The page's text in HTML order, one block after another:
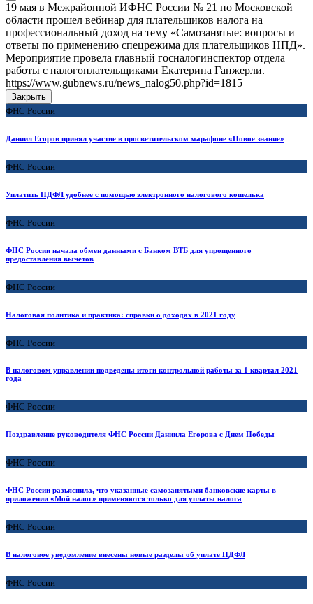
19 мая в Межрайонной ИФНС России № 21 по Московской
области прошел вебинар для плательщиков налога на
профессиональный доход на тему «Самозанятые: вопросы и
ответы по применению спецрежима для плательщиков НПД».
Мероприятие провела главный госналогинспектор отдела
работы с налогоплательщиками Екатерина Ганжерли.
https://www.gubnews.ru/news_nalog50.php?id=1815
Закрыть
ФНС России
Даниил Егоров принял участие в просветительском марафоне «Новое знание»
ФНС России
Уплатить НДФЛ удобнее с помощью электронного налогового кошелька
ФНС России
ФНС России начала обмен данными с Банком ВТБ для упрощенного
предоставления вычетов
ФНС России
Налоговая политика и практика: справки о доходах в 2021 году
ФНС России
В налоговом управлении подведены итоги контрольной работы за 1 квартал 2021
года
ФНС России
Поздравление руководителя ФНС России Даниила Егорова с Днем Победы
ФНС России
ФНС России разъяснила, что указанные самозанятыми банковские карты в
приложении «Мой налог» применяются только для уплаты налога
ФНС России
В налоговое уведомление внесены новые разделы об уплате НДФЛ
ФНС России